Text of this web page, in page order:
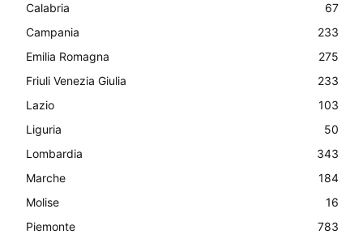
Calabria
67
Campania
233
Emilia Romagna
275
Friuli Venezia Giulia
233
Lazio
103
Liguria
50
Lombardia
343
Marche
184
Molise
16
Piemonte
783